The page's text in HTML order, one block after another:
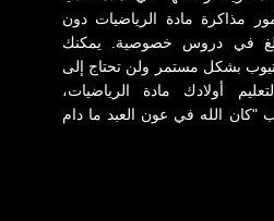
مذاكرة مادة الرياضيات دون
في دروس خصوصية. يمكنك
بشكل مستمر ولن تحتاج إلى
أولادك مادة الرياضيات،
الله في عون العبد ما دام